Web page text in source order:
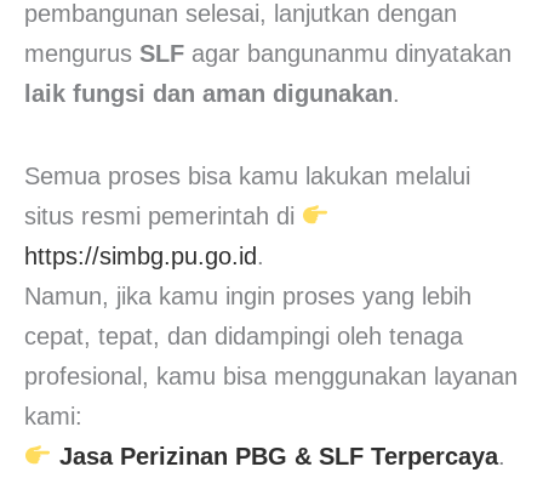
pembangunan selesai, lanjutkan dengan
mengurus SLF agar bangunanmu dinyatakan
laik fungsi dan aman digunakan.
Semua proses bisa kamu lakukan melalui
situs resmi pemerintah di
https://simbg.pu.go.id .
Namun, jika kamu ingin proses yang lebih
cepat, tepat, dan didampingi oleh tenaga
profesional, kamu bisa menggunakan layanan
kami:
Jasa Perizinan PBG & SLF Terpercaya.